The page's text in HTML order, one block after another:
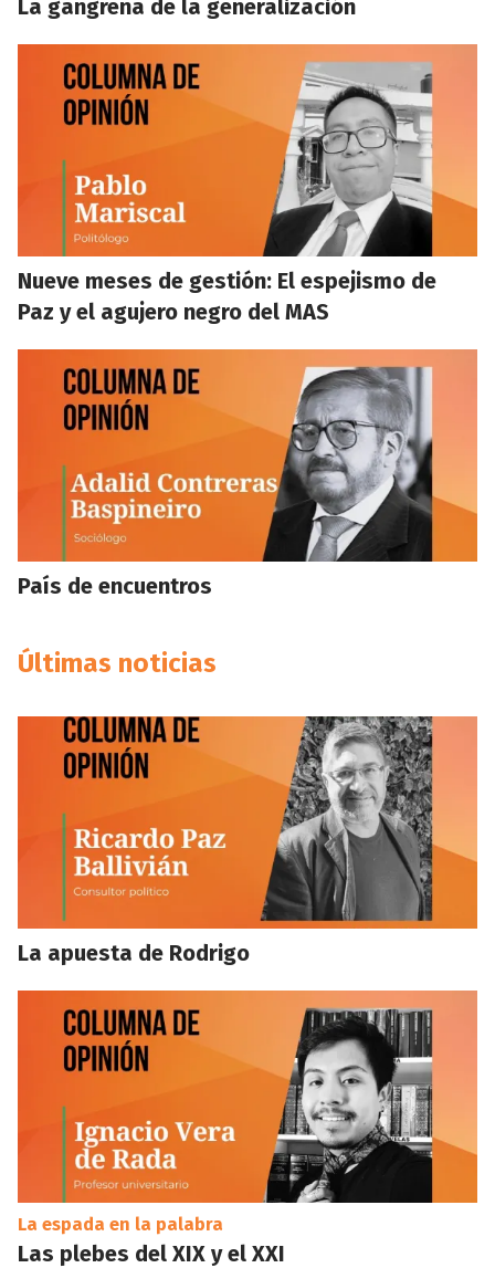
La gangrena de la generalización
Nueve meses de gestión: El espejismo de
Paz y el agujero negro del MAS
País de encuentros
Últimas noticias
La apuesta de Rodrigo
La espada en la palabra
Las plebes del XIX y el XXI